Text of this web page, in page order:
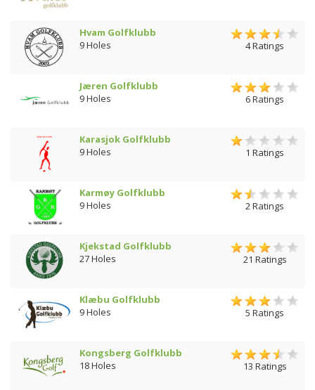
Hvam Golfklubb
9 Holes
4 Ratings
Jæren Golfklubb
9 Holes
6 Ratings
Karasjok Golfklubb
9 Holes
1 Ratings
Karmøy Golfklubb
9 Holes
2 Ratings
Kjekstad Golfklubb
27 Holes
21 Ratings
Klæbu Golfklubb
9 Holes
5 Ratings
Kongsberg Golfklubb
18 Holes
13 Ratings